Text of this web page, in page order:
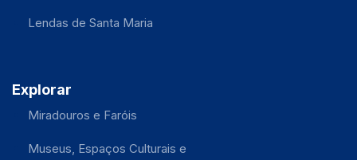
Lendas de Santa Maria
Explorar
Miradouros e Faróis
Museus, Espaços Culturais e